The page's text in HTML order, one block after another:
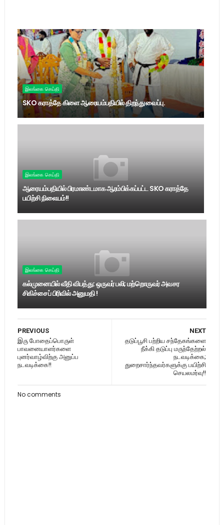
இலங்கை செய்தி
SKO கராத்தே கிளை ஆரையம்பதியில் திறந்து வைப்பு.
இலங்கை செய்தி
ஆரையம்பதியில் பிரமாண்டமாக ஆரம்பிக்கப்பட்ட SKO கராத்தே
பயிற்சி நிலையம்!!
இலங்கை செய்தி
கல்முனையில் வீதி விபத்து: ஒருவர் பலி; மற்றொருவர் அவசர
சிகிச்சைப் பிரிவில் அனுமதி !
NEXT
தடுப்பூசி பற்றிய சந்தேகங்களை
நீக்கி தடுப்பு மருந்தேற்றல்
நடவடிக்கை;
துறைசார்ந்தவர்களுக்கு பயிற்சி
செயலமர்வு!!
PREVIOUS
இரு போதைப்பொருள்
பாவனையாளர்களை
புனர்வாழ்விற்கு அனுப்ப
நடவடிக்கை!!
No comments